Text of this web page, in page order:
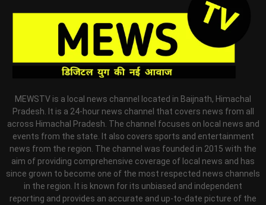
MEWSTV is a local news channel located in Baijnath, Himachal
Pradesh. It is a 24-hour news channel that covers news from all
across Himachal Pradesh. The channel focuses on local news and
events from the state. It also covers sports and entertainment
news from the region. The channel was founded in 2015 with the
aim of providing comprehensive coverage of local news and has
since grown to become one of the most respected news channels
in the region. It is known for its unbiased and independent
reporting and provides an accurate and up-to-date picture of the